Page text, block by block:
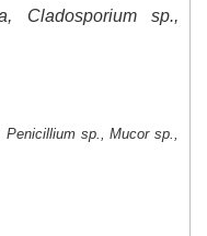
Cladosporium sp.,
Penicillium sp., Mucor sp.,